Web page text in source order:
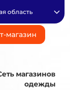
магазин
область
магазинов
одежды